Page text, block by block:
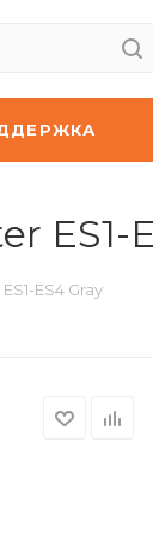
ES1-
ES4 Gray